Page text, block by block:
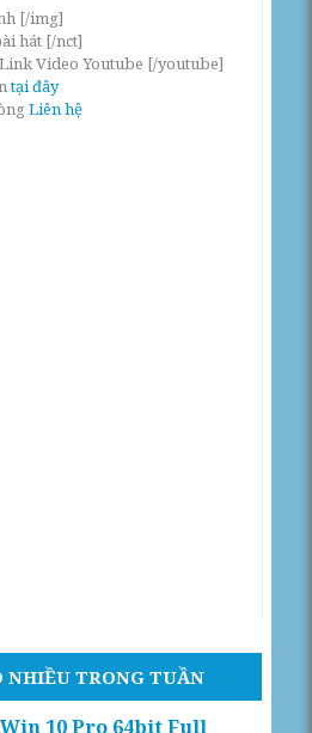
[/img]
hát [/nct]
Video Youtube [/youtube]
tại đây
Liên hệ
NHIỀU TRONG TUẦN
10 Pro 64bit Full